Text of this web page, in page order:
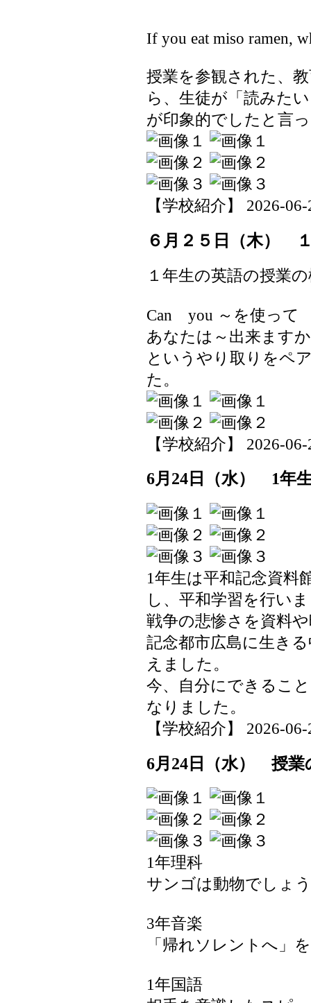
If you eat miso ramen,
授業を参観された、
ら、生徒が「読みた
が印象的でしたと言
【学校紹介】 2026-
６月２５日（木）
１年生の英語の授業
Can you ～を使っ
あなたは～出来ます
というやり取りをペ
た。
【学校紹介】 2026-
6月24日（水） 1年
1年生は平和記念資料
し、平和学習を行い
戦争の悲惨さを資料
記念都市広島に生き
えました。
今、自分にできるこ
なりました。
【学校紹介】 2026-
6月24日（水） 授業
1年理科
サンゴは動物でしょ
3年音楽
「帰れソレントへ」
1年国語